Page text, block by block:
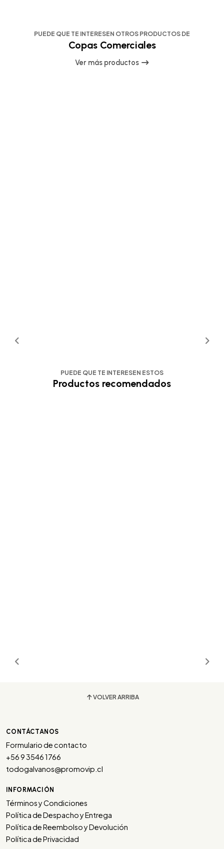
PUEDE QUE TE INTERESEN OTROS PRODUCTOS DE
Copas Comerciales
Ver más productos
PUEDE QUE TE INTERESEN ESTOS
Productos recomendados
VOLVER ARRIBA
CONTÁCTANOS
Formulario de contacto
+56 9 3546 1766
todogalvanos@promovip.cl
INFORMACIÓN
Términos y Condiciones
Política de Despacho y Entrega
Política de Reembolso y Devolución
Política de Privacidad